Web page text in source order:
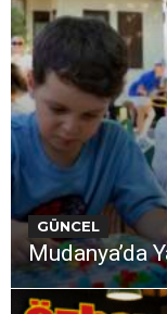
GÜNCEL
Mudanya’da